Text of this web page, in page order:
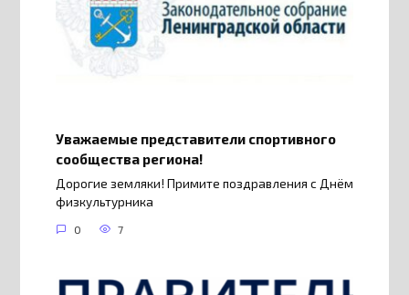
Уважаемые представители спортивного
сообщества региона!
Дорогие земляки! Примите поздравления с Днём
физкультурника
0 7